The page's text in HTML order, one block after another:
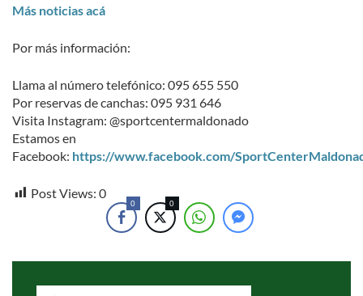
Más noticias acá
Por más información:
Llama al número telefónico: 095 655 550
Por reservas de canchas: 095 931 646
Visita Instagram: @sportcentermaldonado
Estamos en
Facebook: https://www.facebook.com/
Post Views: 0
0 0